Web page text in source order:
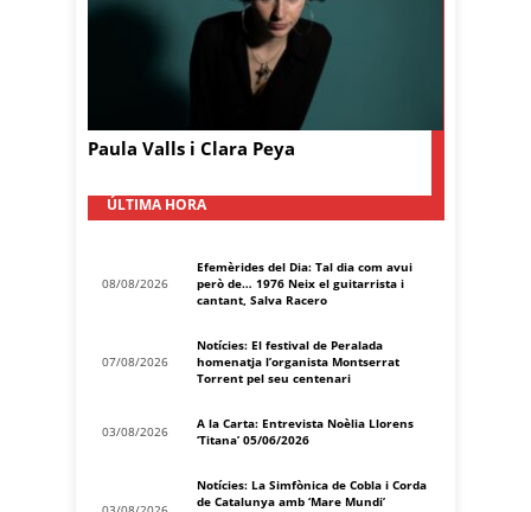
Paula Valls i Clara Peya
ÚLTIMA HORA
08/08/2026
Efemèrides del Dia: Tal dia com avui
però de… 1976 Neix el guitarrista i
cantant, Salva Racero
07/08/2026
Notícies: El festival de Peralada
homenatja l’organista Montserrat
Torrent pel seu centenari
03/08/2026
A la Carta: Entrevista Noèlia Llorens
‘Titana’ 05/06/2026
Notícies: La Simfònica de Cobla i Corda
de Catalunya amb ‘Mare Mundi’